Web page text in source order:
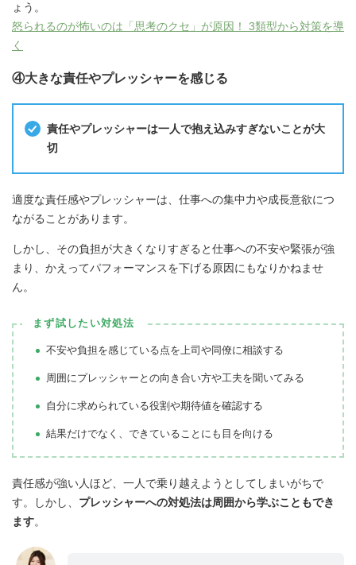
ょう。
怒られるのが怖いのは「思考のクセ」が原因！ 3類型から対策を導
く
④大きな責任やプレッシャーを感じる
責任やプレッシャーは一人で抱え込みすぎないことが大
切
適度な責任感やプレッシャーは、仕事への集中力や成長意欲につ
ながることがあります。
しかし、その負担が大きくなりすぎると仕事への不安や緊張が強
まり、かえってパフォーマンスを下げる原因にもなりかねませ
ん。
まず試したい対処法
不安や負担を感じている点を上司や同僚に相談する
周囲にプレッシャーとの向き合い方や工夫を聞いてみる
自分に求められている役割や期待値を確認する
結果だけでなく、できていることにも目を向ける
責任感が強い人ほど、一人で乗り越えようとしてしまいがちで
す。しかし、 プレッシャーへの対処法は周囲から学ぶこともでき
ます。